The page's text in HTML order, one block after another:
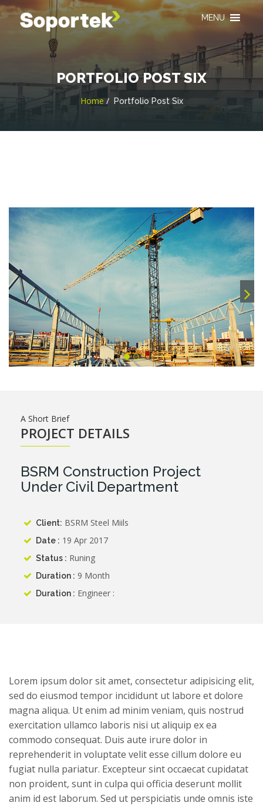
MENU
PORTFOLIO POST SIX
Home Portfolio Post Six
A Short Brief
PROJECT DETAILS
BSRM Construction Project
Under Civil Department
Client: BSRM Steel Miils
Date : 19 Apr 2017
Status : Runing
Duration : 9 Month
Duration : Engineer :
Lorem ipsum dolor sit amet, consectetur adipisicing elit,
sed do eiusmod tempor incididunt ut labore et dolore
magna aliqua. Ut enim ad minim veniam, quis nostrud
exercitation ullamco laboris nisi ut aliquip ex ea
commodo consequat. Duis aute irure dolor in
reprehenderit in voluptate velit esse cillum dolore eu
fugiat nulla pariatur. Excepteur sint occaecat cupidatat
non proident, sunt in culpa qui officia deserunt mollit
anim id est laborum. Sed ut perspiciatis unde omnis iste